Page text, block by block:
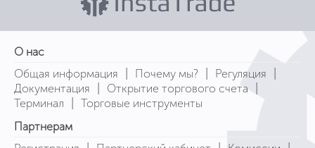
О нас
Общая информация
Почему мы? Регуляция
Документация Открытие торгового счета
Терминал
Торговые инструменты
Партнерам